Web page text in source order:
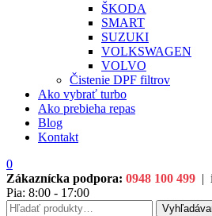
ŠKODA
SMART
SUZUKI
VOLKSWAGEN
VOLVO
Čistenie DPF filtrov
Ako vybrať turbo
Ako prebieha repas
Blog
Kontakt
0
Zákaznícka podpora: 0948 100 499 |
Pia: 8:00 - 17:00
Hľadať: